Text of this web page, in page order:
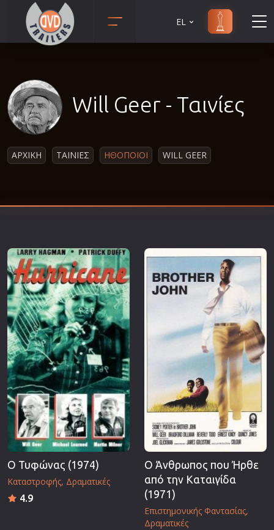
Αισθησιακές
Β' Παγκόσμιος Πόλεμος
Δραματικές
Επιβίωσης
Επιστημονικής Φαντασίας
Εποχής
Ερωτικές
Ευρωπαικός Κινηματογράφος
Θρησκευτικές
Θρίλερ
Ιστορικές
Καταστροφής
Κλασσικές
EL
Will Geer - Ταινίες
ΑΡΧΙΚΗ ΤΑΙΝΙΕΣ ΗΘΟΠΟΙΟΙ WILL GEER
Ο Τυφώνας (1974)
Καταστροφής Δραματικές
4.9
Ο Άνθρωπος που Ήρθε
από την Καταιγίδα
(1971)
Επιστημονικής Φαντασίας
Δραματικές